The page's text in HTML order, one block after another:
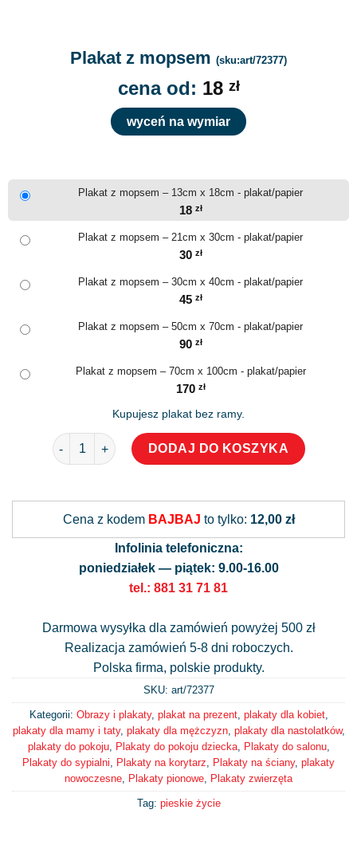
Plakat z mopsem (sku:art/72377)
cena od: 18 zł
wyceń na wymiar
Plakat z mopsem – 13cm x 18cm - plakat/papier
18 zł
Plakat z mopsem – 21cm x 30cm - plakat/papier
30 zł
Plakat z mopsem – 30cm x 40cm - plakat/papier
45 zł
Plakat z mopsem – 50cm x 70cm - plakat/papier
90 zł
Plakat z mopsem – 70cm x 100cm - plakat/papier
170 zł
Kupujesz plakat bez ramy.
ilość Plakat z mopsem
DODAJ DO KOSZYKA
Cena z kodem BAJBAJ to tylko: 12,00 zł
Infolinia telefoniczna:
poniedziałek — piątek: 9.00-16.00
tel.: 881 31 71 81
Darmowa wysyłka dla zamówień powyżej 500 zł
Realizacja zamówień 5-8 dni roboczych.
Polska firma, polskie produkty.
SKU: art/72377
Kategorii: Obrazy i plakaty, plakat na prezent, plakaty dla kobiet,
plakaty dla mamy i taty, plakaty dla mężczyzn, plakaty dla nastolatków,
plakaty do pokoju, Plakaty do pokoju dziecka, Plakaty do salonu,
Plakaty do sypialni
Plakaty na korytarz Plakaty na ściany, plakaty
nowoczesne
Plakaty pionowe Plakaty zwierzęta
Tag: pieskie życie